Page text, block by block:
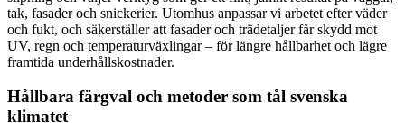
tak, fasader och snickerier. Utomhus anpassar vi arbetet efter väder
och fukt, och säkerställer att fasader och trädetaljer får skydd mot
UV, regn och temperaturväxlingar – för längre hållbarhet och lägre
framtida underhållskostnader.
Hållbara färgval och metoder som tål svenska
klimatet